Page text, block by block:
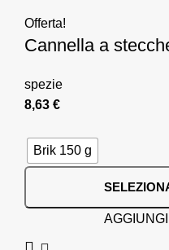
Offerta!
Cannella a
spezie
8,63 €
Brik 150 g